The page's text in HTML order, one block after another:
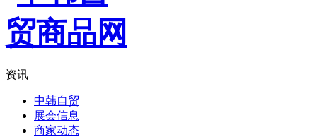
资讯
中韩自贸
展会信息
商家动态